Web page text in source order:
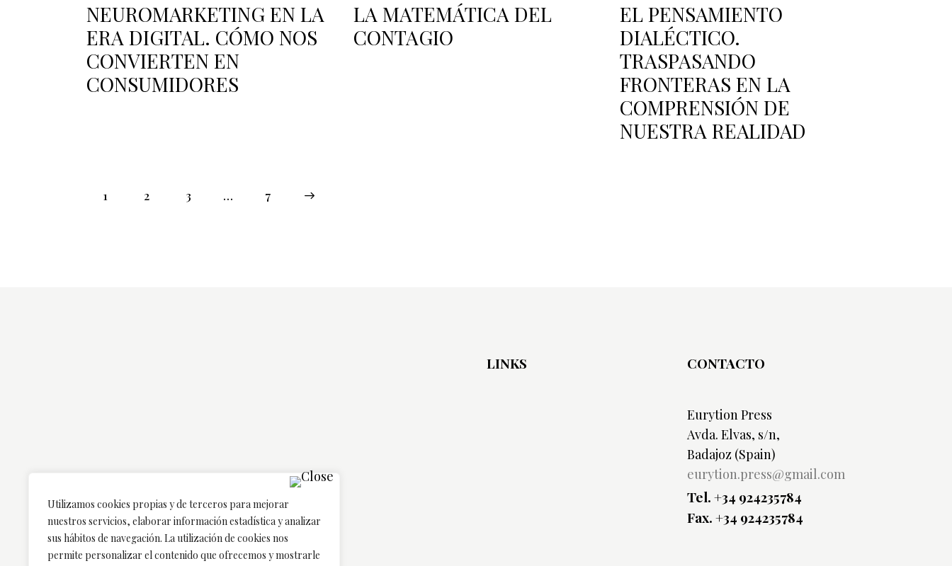
Utilizamos cookies propias y de terceros para mejorar
nuestros servicios, elaborar información estadística y analizar
sus hábitos de navegación. La utilización de cookies nos
permite personalizar el contenido que ofrecemos y mostrarle
NEUROMARKETING EN LA
ERA DIGITAL. CÓMO NOS
CONVIERTEN EN
CONSUMIDORES
LA MATEMÁTICA DEL
CONTAGIO
EL PENSAMIENTO
DIALÉCTICO.
TRASPASANDO
FRONTERAS EN LA
COMPRENSIÓN DE
NUESTRA REALIDAD
1 2 3 … 7
LINKS CONTACTO
Eurytion Press
Avda. Elvas, s/n,
Badajoz (Spain)
eurytion.press@gmail.com
Tel. +34 924235784
Fax. +34 924235784